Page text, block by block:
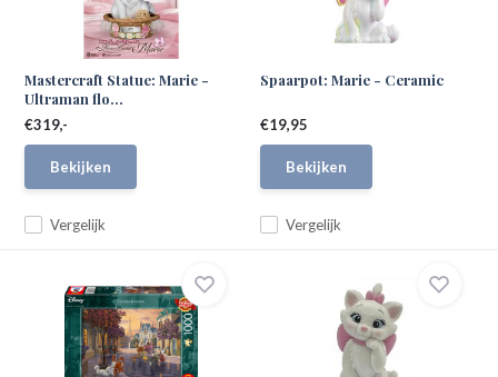
Mastercraft Statue: Marie -
Ultraman flo...
Vergelijk
€319,-
Bekijken
Spaarpot: Marie - Ceramic
Vergelijk
€19,95
Bekijken